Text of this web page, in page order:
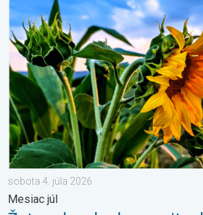
Žatva, dovolenky a najteplejšie
sobota 4. júla 2026
Mesiac júl